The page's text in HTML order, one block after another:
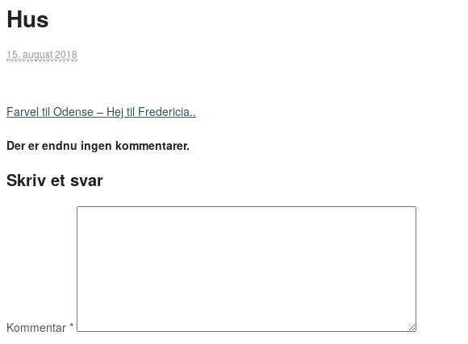
Hus
15. august 2018
Farvel til Odense – Hej til Fredericia..
Der er endnu ingen kommentarer.
Skriv et svar
Kommentar *